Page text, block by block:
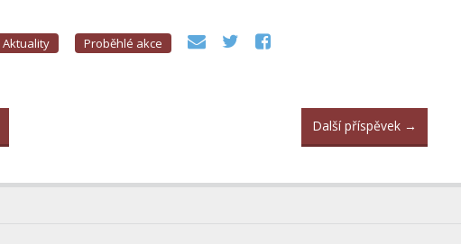
Aktuality
Proběhlé akce
Další příspěvek →